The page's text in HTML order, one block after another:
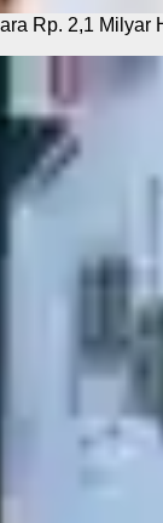
Rp. 2,1 Milyar